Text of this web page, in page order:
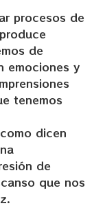
procesos de
de
emociones y
tenemos
dicen
de
que nos